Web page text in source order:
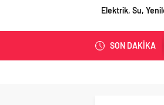
Elektrik, Su,
SON DAKİKA